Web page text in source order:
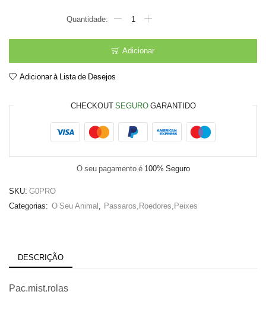
Adicionar
Adicionar à Lista de Desejos
CHECKOUTSEGUROGARANTIDO
O seu pagamento é 100% Seguro
SKU: G0PRO
Categorias: O Seu Animal Passaros,Roedores,Peixes
DESCRIÇÃO
Pac.mist.rolas